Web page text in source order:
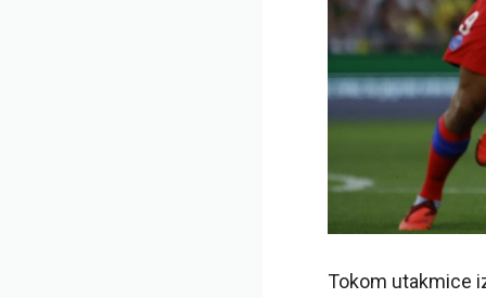
Tokom utakmice